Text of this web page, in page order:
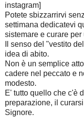
instagram]
Potete sbizzarrirvi
settimana dedicatevi
sistemare e curare
Il senso del "vestito
idea di abito.
Non è un semplice
cadere nel peccato e
modesto.
E' tutto quello che c'è
preparazione, il
Signore.